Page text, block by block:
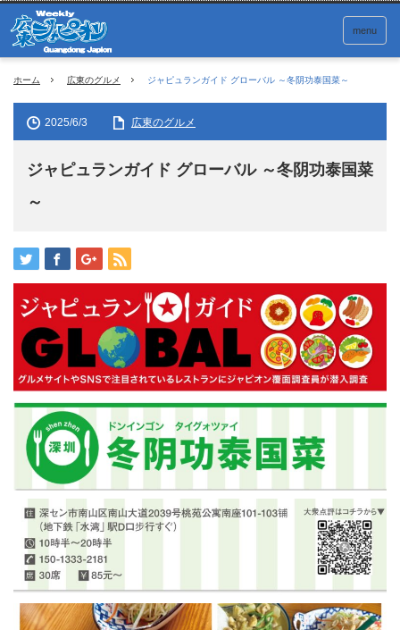
menu
ホーム 広東のグルメ ジャピュランガイド グローバル ～冬阴功泰国菜～
2025/6/3 広東のグルメ
ジャピュランガイド グローバル ～冬阴功泰国菜
～